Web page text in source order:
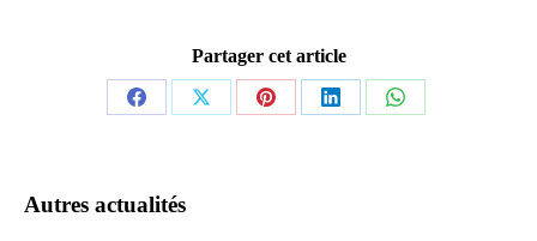
Partager cet article
PartagerPartagerPartagerPartagerPartager
Autres actualités